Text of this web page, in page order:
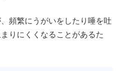
頻繁にうがいをしたり唾を吐
りにくくなることがあるた